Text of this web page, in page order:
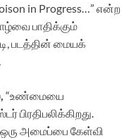
in Progress…” என்ற
பாதிக்கும்
படத்தின் மையக்
“உண்மையை
அமைப்பை கேள்வி